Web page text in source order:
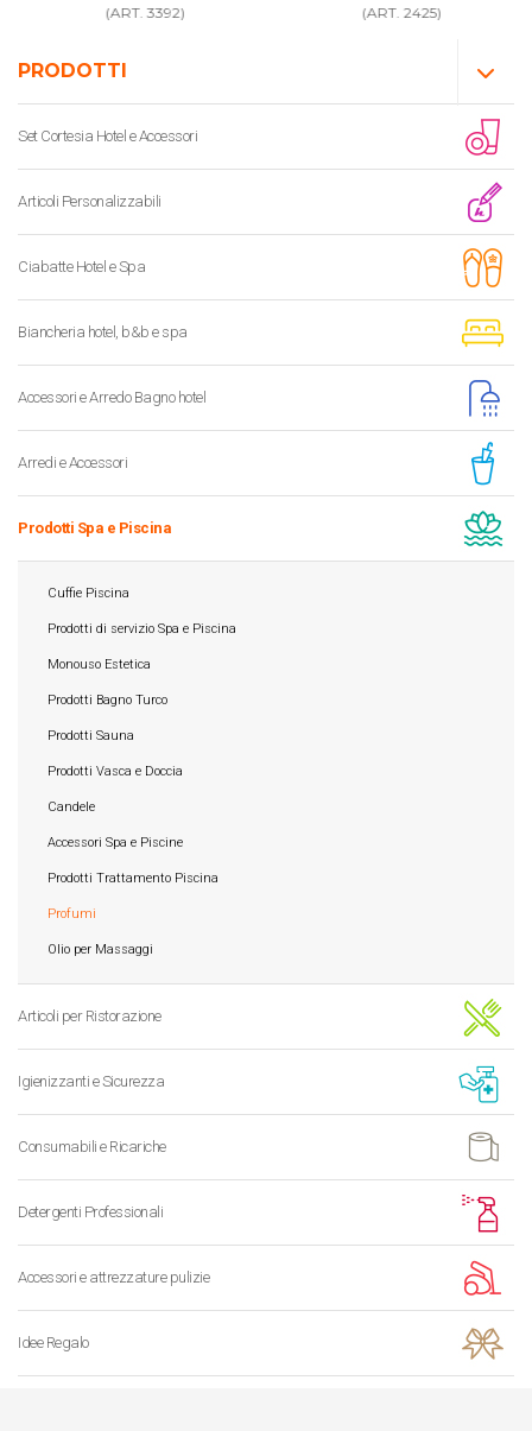
PRODOTTI
Set Cortesia Hotel e Accessori
Articoli Personalizzabili
Ciabatte Hotel e Spa
Biancheria hotel, b&b e spa
Accessori e Arredo Bagno hotel
Arredi e Accessori
Prodotti Spa e Piscina
Cuffie Piscina
Prodotti di servizio Spa e Piscina
Monouso Estetica
Prodotti Bagno Turco
Prodotti Sauna
Prodotti Vasca e Doccia
Candele
Accessori Spa e Piscine
Prodotti Trattamento Piscina
Profumi
Olio per Massaggi
Articoli per Ristorazione
Igienizzanti e Sicurezza
Consumabili e Ricariche
Detergenti Professionali
Accessori e attrezzature pulizie
Idee Regalo